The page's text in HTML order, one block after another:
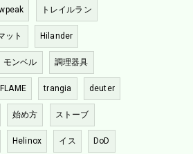
トレイルラン
ット Hilander
モンベル 調理器具
trangia deuter
始め方 ストーブ
Helinox イス DoD